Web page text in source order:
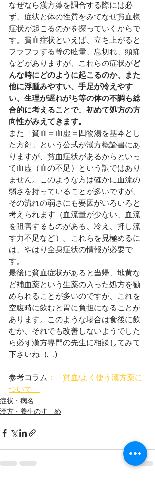
なぜなら漢方薬を調合する際には必
ず、症状と体の性質をみてなぜ貧血様
症状が起こるのかを探っていくからで
す。貧血症状といえば、立ち上がると
フラフラする等の眩暈、息切れ、頭痛
などがありますが、これらの症状がど
んな時にどのように起こるのか、また
他に浮腫みやすい、手足が冷えやす
い、生理が遅れがち等の体の不調も総
合的に考えることで、初めて処方の方
向性がみえてきます。
また「貧血＝血虚＝四物湯を基本とし
た方剤」という公式が漢方概論書にあ
りますが、貧血症状があるからといっ
て血虚（血の不足）という訳ではあり
ません。このような方は確かに血流の
弱さを持っていることが多いですが、
その流れの弱さにも要因がいろいろと
考えられます（血流量が少ない、血流
を阻害するものがある、冷え、押し流
す力不足など）。これらを見極めるに
は、やはり全身症状の情報が必要で
す。
最後に貧血症状があると当帰、地黄な
ど補血薬という生薬の入った処方を勧
められることが多いのですが、これを
空腹時に飲むと胃に負担になることが
あります。このような場合は食後に飲
むか、それでも改善しないようでした
ら必ず漢方専門の先生に相談してみて
下さいね_(._.)_
参考コラム ：「貧血/よく使う漢方薬に
ついて」
症状・病名
漢方・養生のすゝめ